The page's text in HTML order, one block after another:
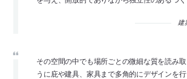
建
その空間の中でも場所ごとの微細な質を読み
うに庇や建具、家具まで多角的にデザインを